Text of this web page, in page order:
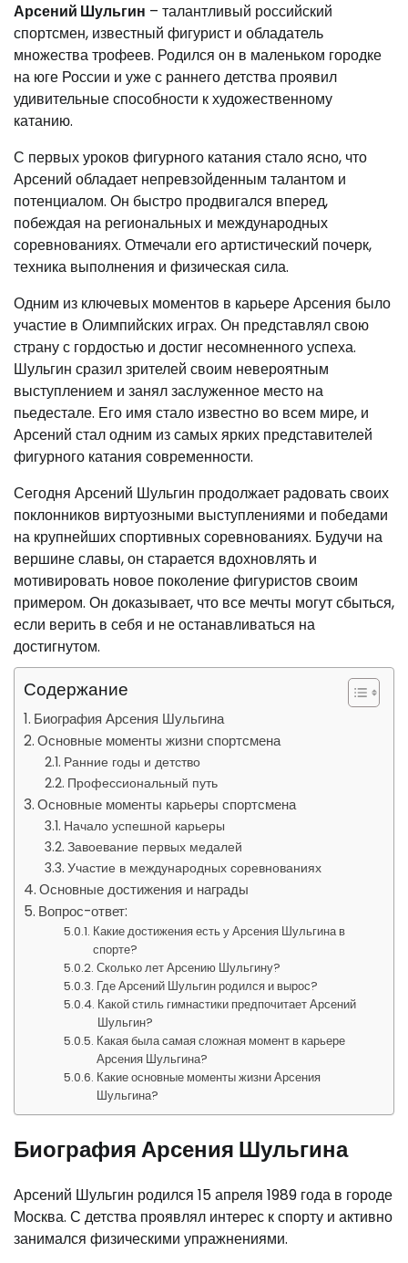
Арсений Шульгин – талантливый российский
спортсмен, известный фигурист и обладатель
множества трофеев. Родился он в маленьком городке
на юге России и уже с раннего детства проявил
удивительные способности к художественному
катанию.
С первых уроков фигурного катания стало ясно, что
Арсений обладает непревзойденным талантом и
потенциалом. Он быстро продвигался вперед,
побеждая на региональных и международных
соревнованиях. Отмечали его артистический почерк,
техника выполнения и физическая сила.
Одним из ключевых моментов в карьере Арсения было
участие в Олимпийских играх. Он представлял свою
страну с гордостью и достиг несомненного успеха.
Шульгин сразил зрителей своим невероятным
выступлением и занял заслуженное место на
пьедестале. Его имя стало известно во всем мире, и
Арсений стал одним из самых ярких представителей
фигурного катания современности.
Сегодня Арсений Шульгин продолжает радовать своих
поклонников виртуозными выступлениями и победами
на крупнейших спортивных соревнованиях. Будучи на
вершине славы, он старается вдохновлять и
мотивировать новое поколение фигуристов своим
примером. Он доказывает, что все мечты могут сбыться,
если верить в себя и не останавливаться на
достигнутом.
Содержание
Биография Арсения Шульгина
Основные моменты жизни спортсмена
Ранние годы и детство
Профессиональный путь
Основные моменты карьеры спортсмена
Начало успешной карьеры
Завоевание первых медалей
Участие в международных соревнованиях
Основные достижения и награды
Вопрос-ответ:
Какие достижения есть у Арсения Шульгина в
спорте?
Сколько лет Арсению Шульгину?
Где Арсений Шульгин родился и вырос?
Какой стиль гимнастики предпочитает Арсений
Шульгин?
Какая была самая сложная момент в карьере
Арсения Шульгина?
Какие основные моменты жизни Арсения
Шульгина?
Биография Арсения Шульгина
Арсений Шульгин родился 15 апреля 1989 года в городе
Москва. С детства проявлял интерес к спорту и активно
занимался физическими упражнениями.